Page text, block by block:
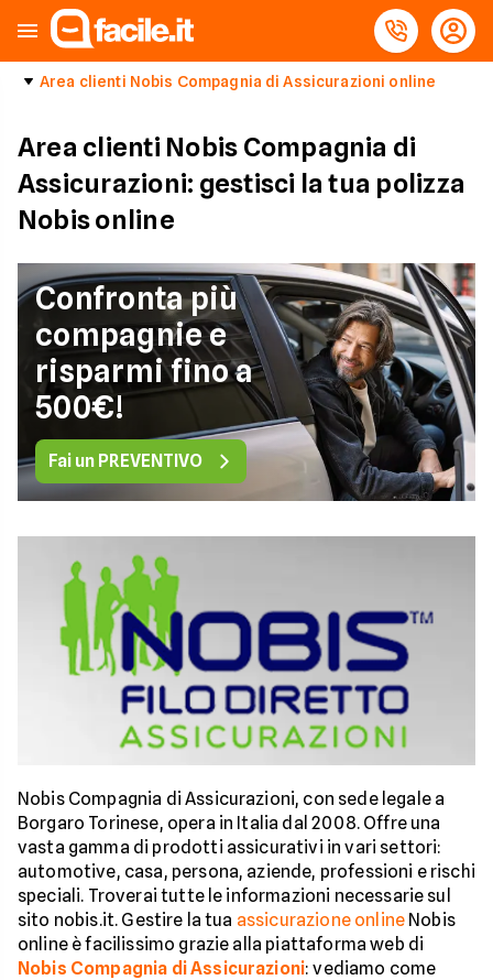
Area clienti Nobis Compagnia di Assicurazioni online
Area clienti Nobis Compagnia di
Assicurazioni: gestisci la tua polizza
Nobis online
Confronta più
compagnie e
risparmi fino a
500€!
Fai un PREVENTIVO
Nobis Compagnia di Assicurazioni, con sede legale a
Borgaro Torinese, opera in Italia dal 2008. Offre una
vasta gamma di prodotti assicurativi in vari settori:
automotive, casa, persona, aziende, professioni e rischi
speciali. Troverai tutte le informazioni necessarie sul
sito nobis.it. Gestire la tua assicurazione online Nobis
online è facilissimo grazie alla piattaforma web di
Nobis Compagnia di Assicurazioni: vediamo come